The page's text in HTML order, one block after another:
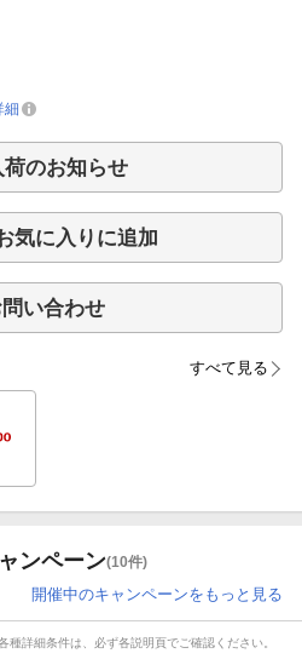
細
荷のお知らせ
気に入りに追加
い合わせ
すべて見る
ンペーン(10件)
開催中のキャンペーンをもっと見る
詳細条件は、必ず各説明頁でご確認ください。